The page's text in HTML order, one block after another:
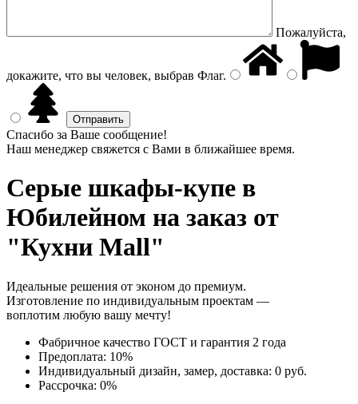
Пожалуйста,
докажите, что вы человек, выбрав Флаг.
Спасибо за Ваше сообщение!
Наш менеджер свяжется с Вами в ближайшее время.
Серые шкафы-купе в
Юбилейном на заказ от
"Кухни Mall"
Идеальные решения от эконом до премиум.
Изготовление по индивидуальным проектам —
воплотим любую вашу мечту!
Фабричное качество ГОСТ и гарантия 2 года
Предоплата: 10%
Индивидуальный дизайн, замер, доставка: 0 руб.
Рассрочка: 0%